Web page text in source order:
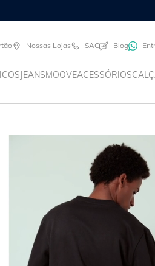
PARCELE SUAS COMPRAS EM ATÉ 8X
Nossas Lojas SAC Blog
JEANSMOOVEACESSÓRIOS